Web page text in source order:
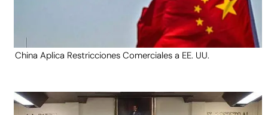
China Aplica Restricciones Comerciales a EE. UU.